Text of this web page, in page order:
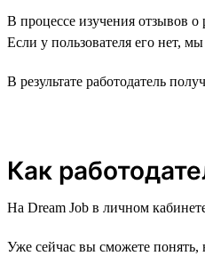
В процессе изучения отзывов о
Если у пользователя его нет,
В результате работодатель
Как
На Dream Job в личном
Уже сейчас вы сможете понять,